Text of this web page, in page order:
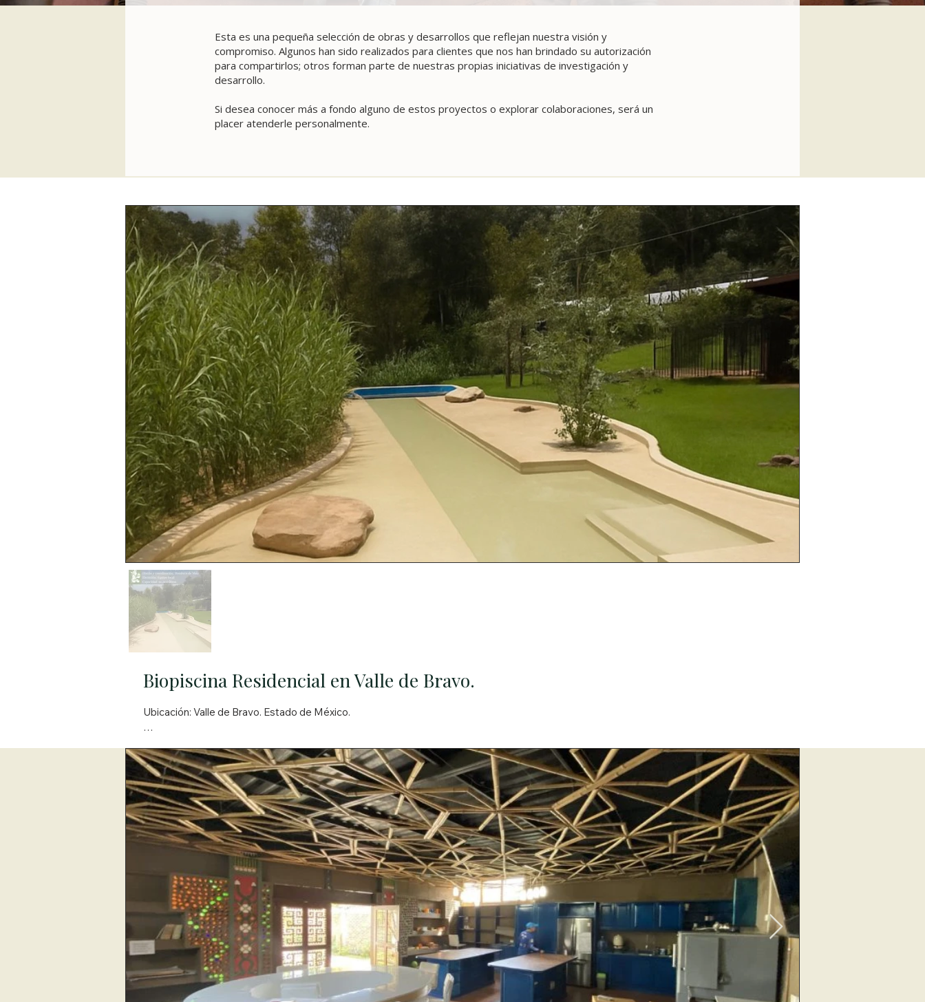
Esta es una pequeña selección de obras y desarrollos que reflejan nuestra visión y
compromiso. Algunos han sido realizados para clientes que nos han brindado su autorización
para compartirlos; otros forman parte de nuestras propias iniciativas de investigación y
desarrollo.
Si desea conocer más a fondo alguno de estos proyectos o explorar colaboraciones, será un
placer atenderle personalmente.
Biopiscina Residencial en Valle de Bravo.
Ubicación: Valle de Bravo. Estado de México.
natural, innovación y armonía con el entorno. Concebida y coordinada por Hombres de Maíz, el proyecto mantiene una
estética sobria y elegante que se funde con la naturaleza, invitando a disfrutar de un espacio de descanso y contemplación.
Su diseño fluido, acompañado de piedras y vegetación cuidadosamente integradas, recrea la sensación de un estanque
cristalino, pero con la pureza y el confort de un sistema de depuración natural. La biopiscina no solo es un lugar para nadar,
sino una extensión viva del paisaje, donde el agua respira, se renueva y conecta con el espíritu del lugar.
Este proyecto refleja la confianza de quienes buscan más que una alberca: un espacio único, saludable y sostenible, capaz
de transformar un jardín en un auténtico oasis de bienestar.